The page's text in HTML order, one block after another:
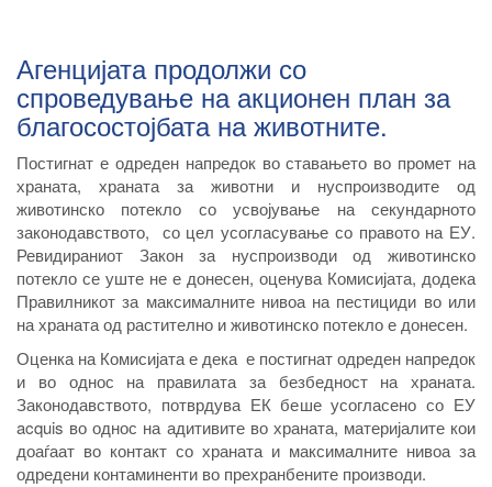
Агенцијата продолжи со
спроведување на акционен план за
благосостојбата на животните.
Постигнат е одреден напредок во ставањето во промет на
храната, храната за животни и нуспроизводите од
животинско потекло со усвојување на секундарното
законодавството, со цел усогласување со правото на ЕУ.
Ревидираниот Закон за нуспроизводи од животинско
потекло се уште не е донесен, оценува Комисијата, додека
Правилникот за максималните нивоа на пестициди во или
на храната од растително и животинско потекло е донесен.
Оценка на Комисијата е дека е постигнат одреден напредок
и во однос на правилата за безбедност на храната.
Законодавството, потврдува ЕК беше усогласено со ЕУ
acquis во однос на адитивите во храната, материјалите кои
доаѓаат во контакт со храната и максималните нивоа за
одредени контаминенти во прехранбените производи.